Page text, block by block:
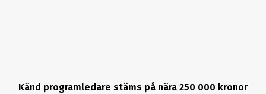
Känd programledare stäms på nära 250 000 kronor